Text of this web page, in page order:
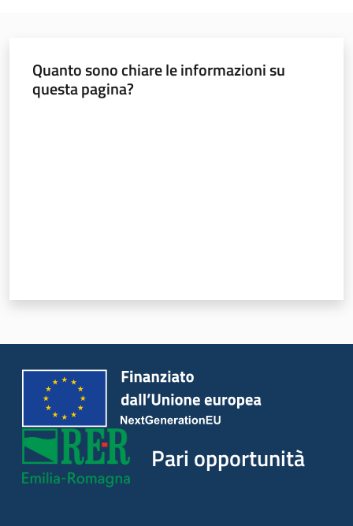
Piani Programmi
Progetti
Quanto sono chiare le informazioni su
questa pagina?
Pari opportunità